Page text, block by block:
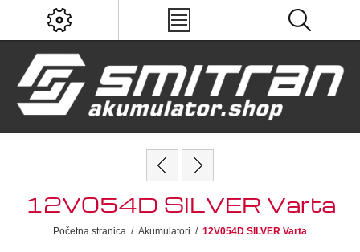
12V054D SILVER Varta
Početna stranica / Akumulatori / 12V054D SILVER Varta